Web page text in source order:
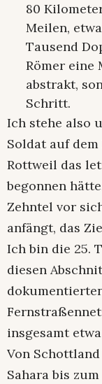
80
Meilen,
Tausend
Römer eine
abstrakt,
Schritt.
Ich stehe also
Soldat auf
Rottweil das
begonnen
Zehntel vor
anfängt, das
Ich bin die 25.
diesen
insgesamt
Von
Sahara bis